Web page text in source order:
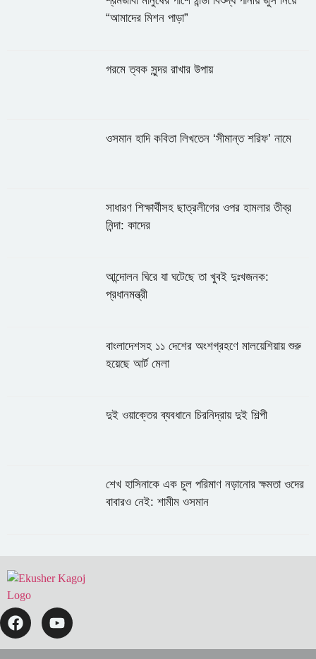
“আমাদের মিশন পাড়া”
গরমে ত্বক সুন্দর রাখার উপায়
ওসমান হাদি কবিতা লিখতেন ‘সীমান্ত শরিফ’ নামে
সাধারণ শিক্ষার্থীসহ ছাত্রলীগের ওপর হামলার তীব্র
নিন্দা: কাদের
আন্দোলন ঘিরে যা ঘটেছে তা খুবই দুঃখজনক:
প্রধানমন্ত্রী
বাংলাদেশসহ ১১ দেশের অংশগ্রহণে মালয়েশিয়ায় শুরু
হয়েছে আর্ট মেলা
দুই ওয়াক্তের ব্যবধানে চিরনিদ্রায় দুই শিল্পী
শেখ হাসিনাকে এক চুল পরিমাণ নড়ানোর ক্ষমতা ওদের
বাবারও নেই: শামীম ওসমান